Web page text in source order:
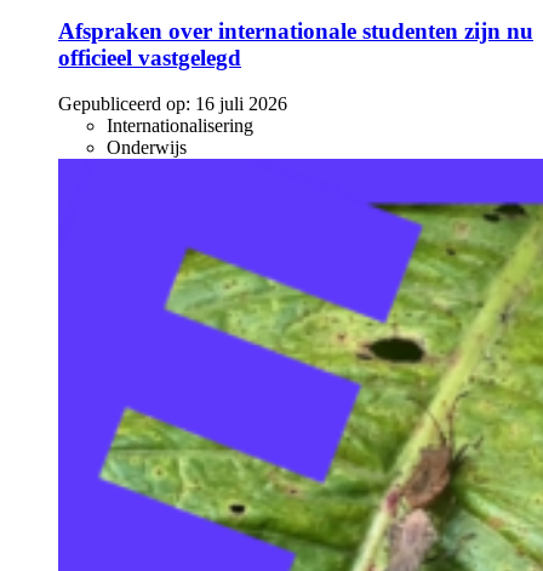
Afspraken over internationale studenten zijn nu
officieel vastgelegd
Gepubliceerd op: 16 juli 2026
Internationalisering
Onderwijs